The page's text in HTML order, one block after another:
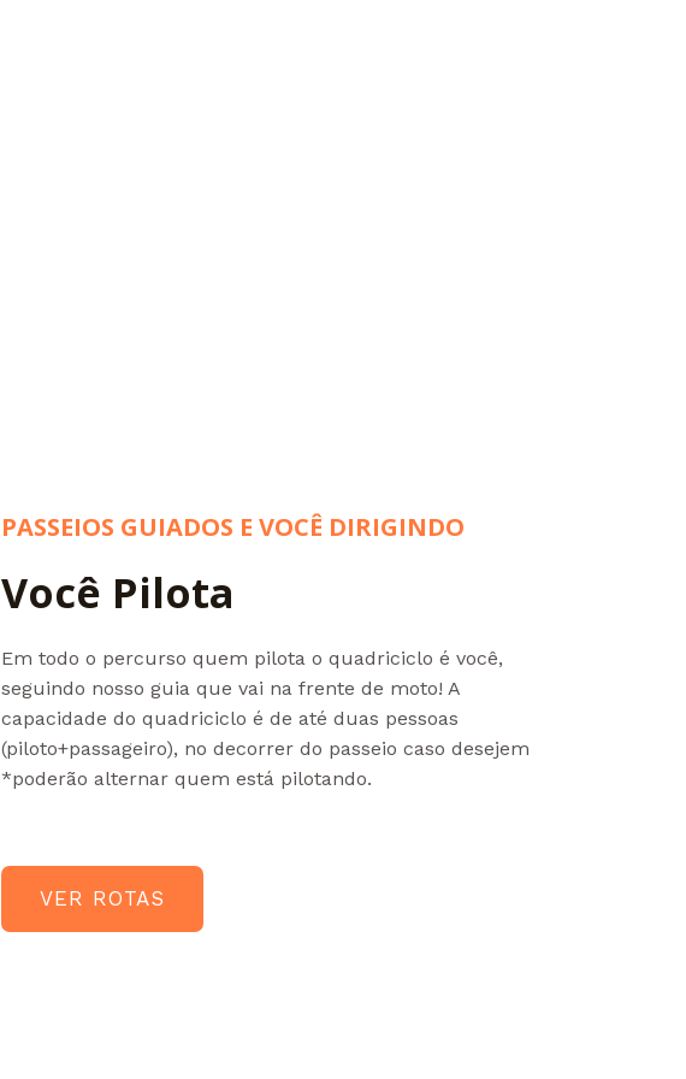
PASSEIOS GUIADOS E VOCÊ DIRIGINDO
Você Pilota
Em todo o percurso quem pilota o quadriciclo é você,
seguindo nosso guia que vai na frente de moto! A
capacidade do quadriciclo é de até duas pessoas
(piloto+passageiro), no decorrer do passeio caso desejem
*poderão alternar quem está pilotando.
VER ROTAS